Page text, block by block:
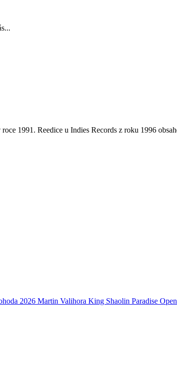
1991. Reedice u Indies Records z roku 1996
2026 Martin Valihora King Shaolin Paradise